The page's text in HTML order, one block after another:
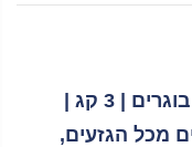
Araton ארטון - מזון יבש לכלבים בוגרים | 3 קג |
מכל הגזעים,